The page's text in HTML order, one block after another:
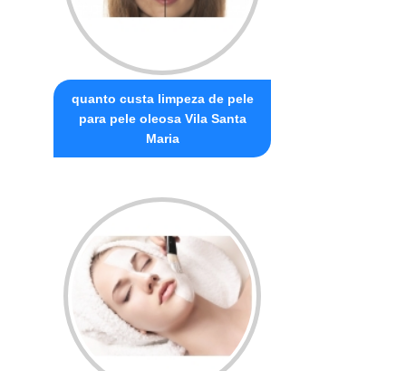
quanto custa limpeza de pele
para pele oleosa Vila Santa
Maria